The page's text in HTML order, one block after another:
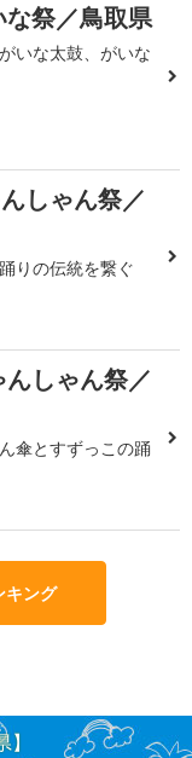
祭／鳥取県
いな太鼓、がいな
しゃん祭／
りの伝統を繋ぐ
しゃん祭／
傘とすずっこの踊
キング